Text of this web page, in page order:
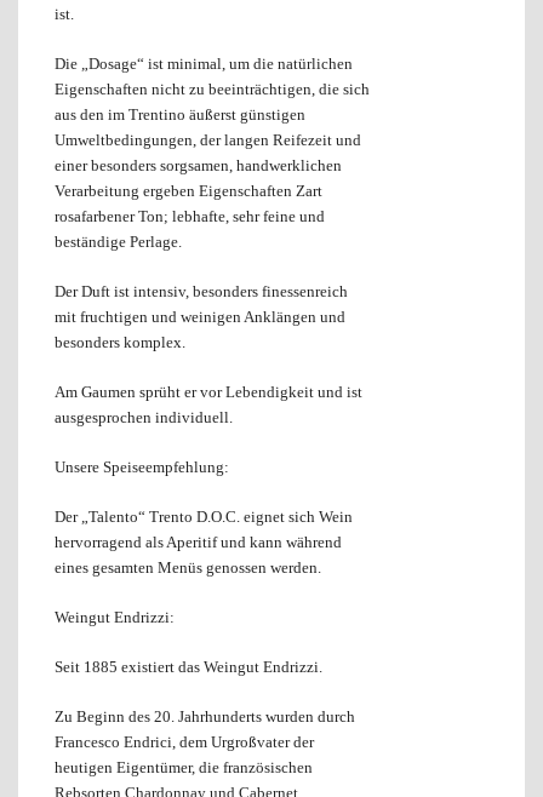
ist.
Die „Dosage“ ist minimal, um die natürlichen
Eigenschaften nicht zu beeinträchtigen, die sich
aus den im Trentino äußerst günstigen
Umweltbedingungen, der langen Reifezeit und
einer besonders sorgsamen, handwerklichen
Verarbeitung ergeben Eigenschaften Zart
rosafarbener Ton; lebhafte, sehr feine und
beständige Perlage.
Der Duft ist intensiv, besonders finessenreich
mit fruchtigen und weinigen Anklängen und
besonders komplex.
Am Gaumen sprüht er vor Lebendigkeit und ist
ausgesprochen individuell.
Unsere Speiseempfehlung:
Der „Talento“ Trento D.O.C. eignet sich Wein
hervorragend als Aperitif und kann während
eines gesamten Menüs genossen werden.
Weingut Endrizzi:
Seit 1885 existiert das Weingut Endrizzi.
Zu Beginn des 20. Jahrhunderts wurden durch
Francesco Endrici, dem Urgroßvater der
heutigen Eigentümer, die französischen
Rebsorten Chardonnay und Cabernet